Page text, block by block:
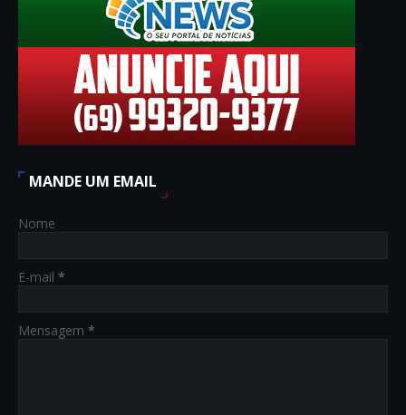
MANDE UM EMAIL
Nome
E-mail *
Mensagem *